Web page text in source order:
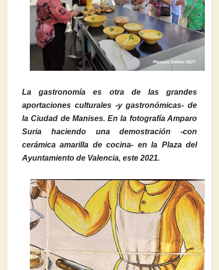
La gastronomía es otra de las grandes
aportaciones culturales -y gastronómicas- de
la Ciudad de Manises. En la fotografía Amparo
Suria haciendo una demostración -con
cerámica amarilla de cocina- en la Plaza del
Ayuntamiento de Valencia, este 2021.